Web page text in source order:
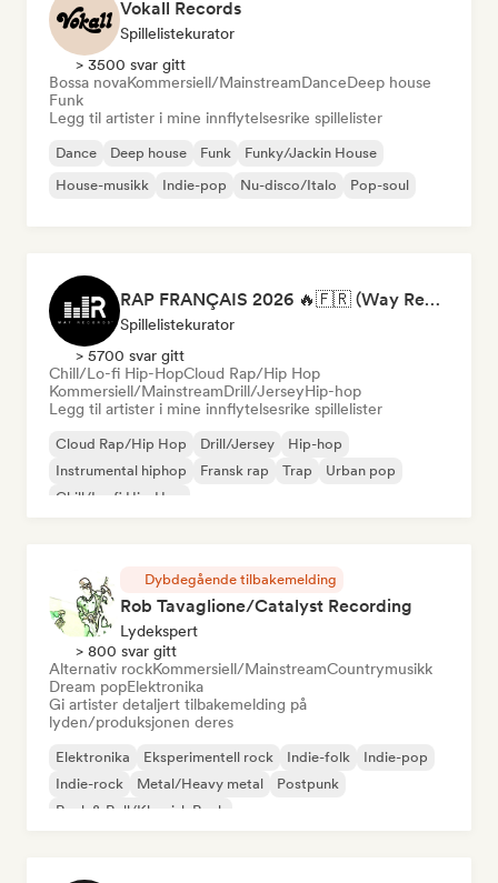
Vokall Records
Spillelistekurator
> 3500 svar gitt
Bossa novaKommersiell/MainstreamDanceDeep house
Funk
Legg til artister i mine innflytelsesrike spillelister
Dance Deep house Funk
Funky/Jackin House
House-musikk
Indie-pop Nu-disco/Italo Pop-soul
RAP FRANÇAIS 2026 🔥🇫🇷 (Way Records)
Spillelistekurator
> 5700 svar gitt
Chill/Lo-fi Hip-HopCloud Rap/Hip Hop
Kommersiell/MainstreamDrill/JerseyHip-hop
Legg til artister i mine innflytelsesrike spillelister
Cloud Rap/Hip Hop Drill/Jersey
Hip-hop
Instrumental hiphop
Fransk rap Trap
Urban pop
Chill/Lo-fi Hip-Hop
Dybdegående tilbakemelding
Rob Tavaglione/Catalyst Recording
Lydekspert
> 800 svar gitt
Alternativ rockKommersiell/MainstreamCountrymusikk
Dream popElektronika
Gi artister detaljert tilbakemelding på
lyden/produksjonen deres
Elektronika Eksperimentell rock Indie-folk
Indie-pop
Indie-rock
Metal/Heavy metal
Postpunk
Rock & Roll/Klassisk Rock